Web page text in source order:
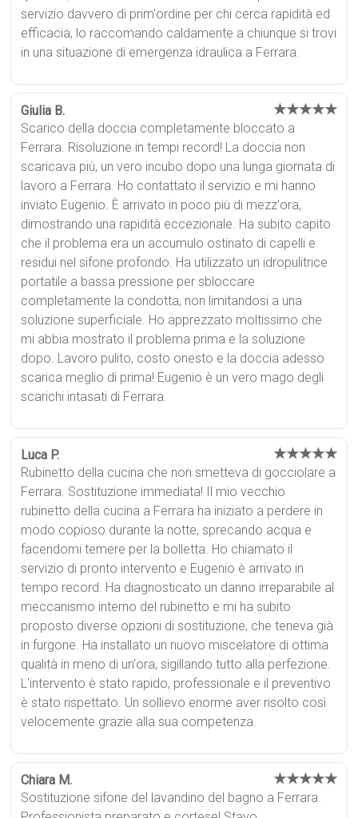
servizio davvero di prim'ordine per chi cerca rapidità ed
efficacia, lo raccomando caldamente a chiunque si trovi
in una situazione di emergenza idraulica a Ferrara.
Giulia B. ★★★★★
Scarico della doccia completamente bloccato a
Ferrara. Risoluzione in tempi record! La doccia non
scaricava più, un vero incubo dopo una lunga giornata di
lavoro a Ferrara. Ho contattato il servizio e mi hanno
inviato Eugenio. È arrivato in poco più di mezz'ora,
dimostrando una rapidità eccezionale. Ha subito capito
che il problema era un accumulo ostinato di capelli e
residui nel sifone profondo. Ha utilizzato un idropulitrice
portatile a bassa pressione per sbloccare
completamente la condotta, non limitandosi a una
soluzione superficiale. Ho apprezzato moltissimo che
mi abbia mostrato il problema prima e la soluzione
dopo. Lavoro pulito, costo onesto e la doccia adesso
scarica meglio di prima! Eugenio è un vero mago degli
scarichi intasati di Ferrara.
Luca P. ★★★★★
Rubinetto della cucina che non smetteva di gocciolare a
Ferrara. Sostituzione immediata! Il mio vecchio
rubinetto della cucina a Ferrara ha iniziato a perdere in
modo copioso durante la notte, sprecando acqua e
facendomi temere per la bolletta. Ho chiamato il
servizio di pronto intervento e Eugenio è arrivato in
tempo record. Ha diagnosticato un danno irreparabile al
meccanismo interno del rubinetto e mi ha subito
proposto diverse opzioni di sostituzione, che teneva già
in furgone. Ha installato un nuovo miscelatore di ottima
qualità in meno di un'ora, sigillando tutto alla perfezione.
L'intervento è stato rapido, professionale e il preventivo
è stato rispettato. Un sollievo enorme aver risolto così
velocemente grazie alla sua competenza.
Chiara M. ★★★★★
Sostituzione sifone del lavandino del bagno a Ferrara.